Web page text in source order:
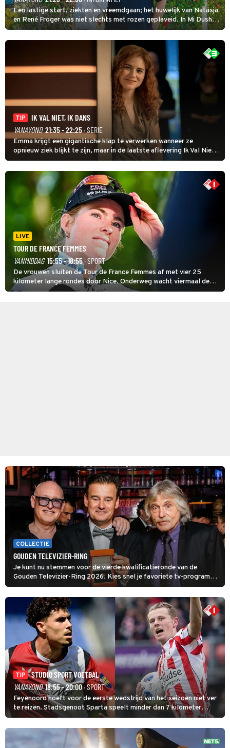
Een lastige start, ziekten en vreemdgaan; het huwelijk van Natasja
en René Froger was niet slechts met rozen geplaveid. In Mi Dushi:
Wat Is Dan Liefde? neemt Wilfred Genee het showbizzkoppel mee
uit vissen om het over de liefde te hebben.
TIP
IK VAL NIET, IK DANS
VANAVOND 21:35 - 22:25· SERIE
Emma krijgt een gigantische klap te verwerken wanneer ze
opnieuw ziek blijkt te zijn, maar in de laatste aflevering Ik Val Niet,
Ik Dans laat ze zien dat ze niet van plan is op te geven, zelfs als ze
daarvoor een ingrijpende operatie moet ondergaan.
LIVE
TOUR DE FRANCE FEMMES
VANMIDDAG 15:55 - 18:55· SPORT
De vrouwen sluiten de Tour de France Femmes af met vier 25
kilometer lange rondes door Nice. Onderweg wacht viermaal de
zware Col d'Èze. Aan de finish op de Promenade des Anglais krijgt
COLLECTIE
GOUDEN TELEVIZIER-RING
Je kunt nu stemmen voor de vierde kwalificatieronde van de
Gouden Televizier-Ring 2026. Kies snel je favoriete tv-programma
én streamingshow .
TIP
STUDIO SPORT VOETBAL
VANAVOND 18:55 - 20:00· SPORT
Feyenoord hoeft voor de eerste wedstrijd van het seizoen niet ver
te reizen. Stadsgenoot Sparta speelt minder dan 7 kilometer
verderop. Feyenoord trok de Spaanse spits Nacho Ferri aan van
KVC Westerlo uit België.